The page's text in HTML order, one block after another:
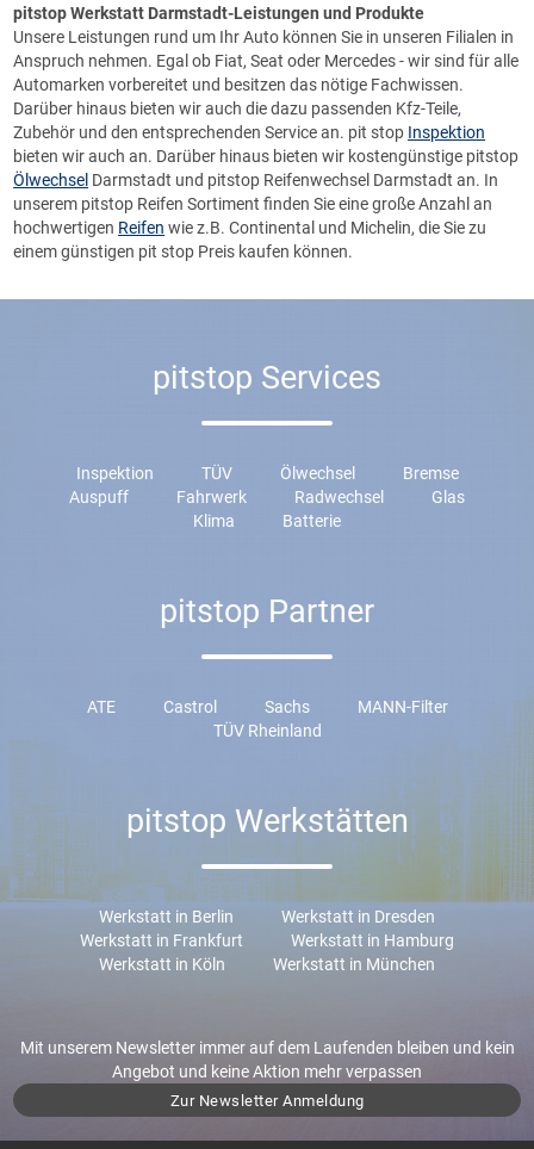
pitstopWerkstatt Darmstadt-Leistungen und Produkte
Unsere Leistungen rund um Ihr Auto können Sie in unseren Filialen in
Anspruch nehmen. Egal ob Fiat, Seat oder Mercedes - wir sind für alle
Automarken vorbereitet und besitzen das nötige Fachwissen.
Darüber hinaus bieten wir auch die dazu passenden Kfz-Teile,
Zubehör und den entsprechenden Service an. pit stop Inspektion
bieten wir auch an. Darüber hinaus bieten wir kostengünstige pitstop
Ölwechsel Darmstadt und pitstop Reifenwechsel Darmstadt an. In
unserem pitstop Reifen Sortiment finden Sie eine große Anzahl an
hochwertigen Reifen wie z.B. Continental und Michelin, die Sie zu
einem günstigen pit stop Preis kaufen können.
pitstop Services
Inspektion TÜV Ölwechsel
Bremse
Auspuff
Fahrwerk Radwechsel
Glas
Klima
Batterie
pitstop Partner
ATE Castrol Sachs
MANN-Filter
TÜV Rheinland
pitstop Werkstätten
Werkstatt in Berlin
Werkstatt in Dresden
Werkstatt in Frankfurt
Werkstatt in Hamburg
Werkstatt in Köln
Werkstatt in München
Mit unserem Newsletter immer auf dem Laufenden bleiben und kein
Angebot und keine Aktion mehr verpassen
Zur Newsletter Anmeldung